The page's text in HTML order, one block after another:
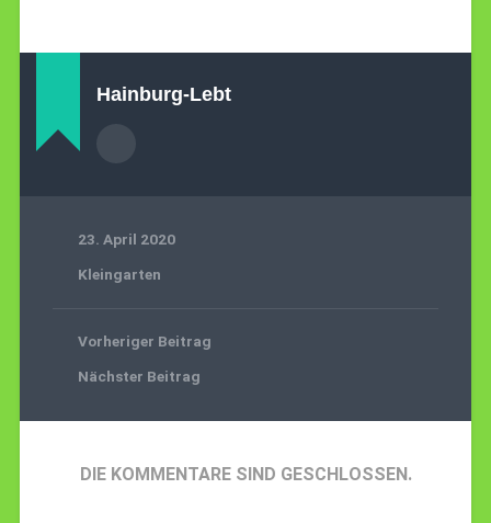
Hainburg-Lebt
23. April 2020
Kleingarten
Vorheriger Beitrag
Nächster Beitrag
DIE KOMMENTARE SIND GESCHLOSSEN.